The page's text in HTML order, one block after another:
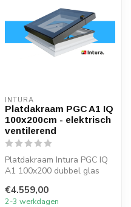
INTURA
Platdakraam PGC A1 IQ
100x200cm - elektrisch
ventilerend
Platdakraam Intura PGC IQ
A1 100x200 dubbel glas
eenvoudig...
€4.559,00
2-3 werkdagen